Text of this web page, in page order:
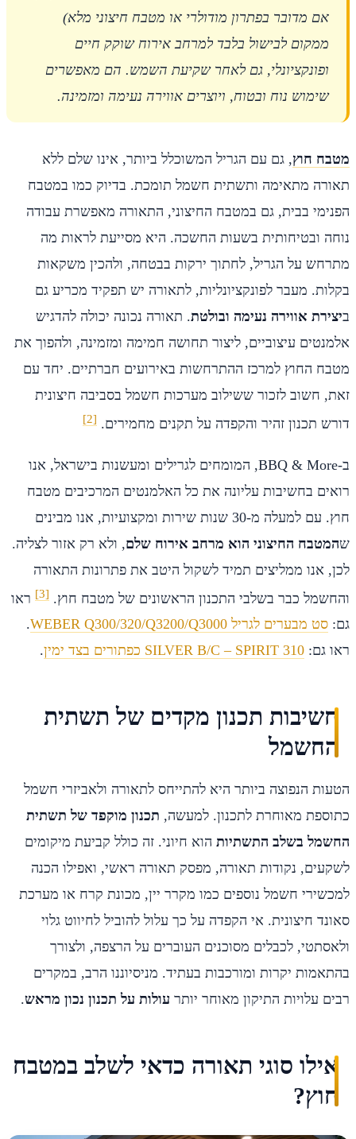
אם מדובר בפתרון מודולרי או מטבח חיצוני מלא)
ממקום לבישול בלבד למרחב אירוח שוקק חיים
ופונקציונלי, גם לאחר שקיעת השמש. הם מאפשרים
שימוש נוח ובטוח, ויוצרים אווירה נעימה ומזמינה.
מטבח חוץ, גם עם הגריל המשוכלל ביותר, אינו שלם ללא
תאורה מתאימה ותשתית חשמל תומכת. בדיוק כמו במטבח
הפנימי בבית, גם במטבח החיצוני, התאורה מאפשרת עבודה
נוחה ובטיחותית בשעות החשכה. היא מסייעת לראות מה
מתרחש על הגריל, לחתוך ירקות בבטחה, ולהכין משקאות
בקלות. מעבר לפונקציונליות, לתאורה יש תפקיד מכריע גם
ביצירת אווירה נעימה ובולטת. תאורה נכונה יכולה להדגיש
אלמנטים עיצוביים, ליצור תחושה חמימה ומזמינה, ולהפוך את
מטבח החוץ למרכז ההתרחשות באירועים חברתיים. יחד עם
זאת, חשוב לזכור ששילוב מערכות חשמל בסביבה חיצונית
דורש תכנון זהיר והקפדה על תקנים מחמירים. [2]
ב-BBQ & More, המומחים לגרילים ומעשנות בישראל, אנו
רואים בחשיבות עליונה את כל האלמנטים המרכיבים מטבח
חוץ. עם למעלה מ-30 שנות שירות ומקצועיות, אנו מבינים
שהמטבח החיצוני הוא מרחב אירוח שלם, ולא רק אזור לצליה.
לכן, אנו ממליצים תמיד לשקול היטב את פתרונות התאורה
והחשמל כבר בשלבי התכנון הראשונים של מטבח חוץ. [3]
ראו
גם: סט מבערים לגריל WEBER Q300/320/Q3200/Q3000
.
ראו גם: SILVER B/C – SPIRIT 310 כפתורים בצד ימין .
חשיבות תכנון מקדים של תשתית
החשמל
הטעות הנפוצה ביותר היא להתייחס לתאורה ולאביזרי חשמל
כתוספת מאוחרת לתכנון. למעשה, תכנון מוקפד של תשתית
החשמל בשלב התשתיות הוא חיוני. זה כולל קביעת מיקומים
לשקעים, נקודות תאורה, מפסק תאורה ראשי, ואפילו הכנה
למכשירי חשמל נוספים כמו מקרר יין, מכונת קרח או מערכת
סאונד חיצונית. אי הקפדה על כך עלול להוביל לחיווט גלוי
ולאסתטי, לכבלים מסוכנים העוברים על הרצפה, ולצורך
בהתאמות יקרות ומורכבות בעתיד. מניסיוננו הרב, במקרים
רבים עלויות התיקון מאוחר יותר עולות על תכנון נכון מראש.
אילו סוגי תאורה כדאי לשלב במטבח
חוץ?